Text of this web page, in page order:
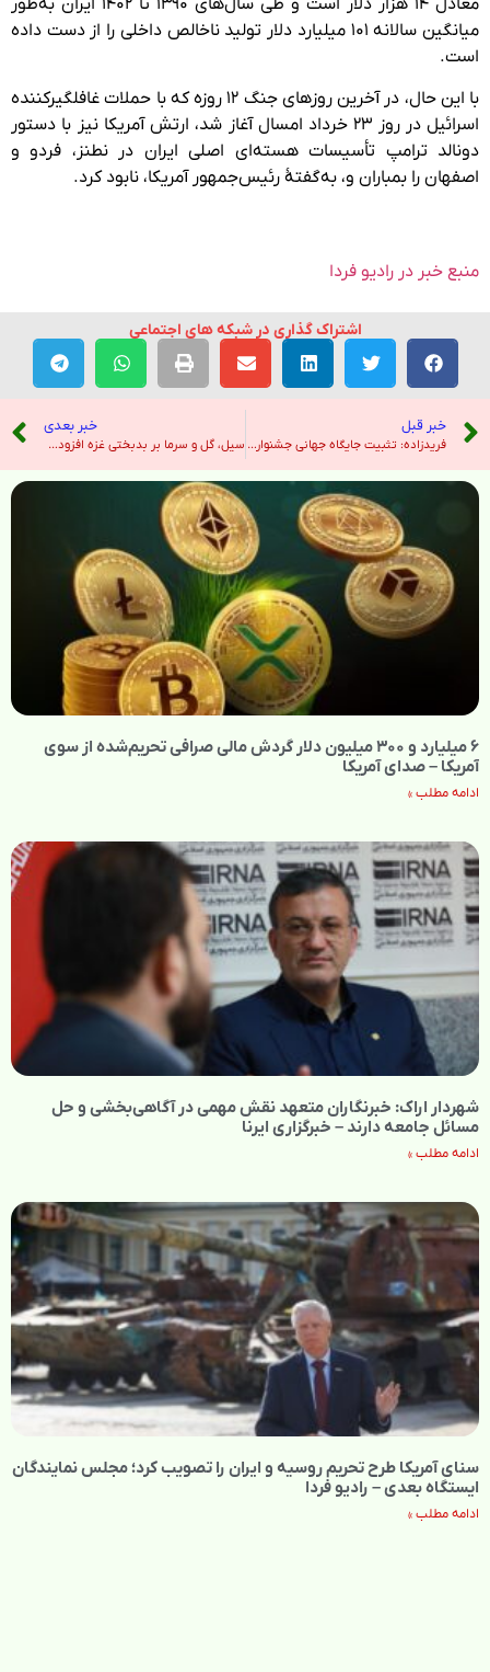
میانگین سالانه ۱۰۱ میلیارد دلار تولید ناخالص داخلی را از دست داده
است.
با این حال، در آخرین روزهای جنگ ۱۲ روزه که با حملات غافلگیرکننده
اسرائیل در روز ۲۳ خرداد امسال آغاز شد، ارتش آمریکا نیز با دستور
دونالد ترامپ تأسیسات هسته‌ای اصلی ایران در نطنز، فردو و
اصفهان را بمباران و، به‌گفتهٔ رئیس‌جمهور آمریکا، نابود کرد.
منبع خبر در رادیو فردا
اشتراک گذاری در شبکه های اجتماعی
خبر قبل
فریدزاده: تثبیت جایگاه جهانی جشنواره سینماحقیقت/ مرکز گسترش وارد تولید مشترک مستند شد – خبرگزاری ایرنا
خبر بعدی
سیل، گل و سرما بر بدبختی غزه افزوده است – نیویورک تایمز
۶ میلیارد و ۳۰۰ میلیون دلار گردش مالی صرافی تحریم‌شده از سوی
آمریکا – صدای آمریکا
ادامه مطلب »
شهردار اراک: خبرنگاران متعهد نقش مهمی در آگاهی‌بخشی و حل
مسائل جامعه دارند – خبرگزاری ایرنا
ادامه مطلب »
سنای آمریکا طرح تحریم روسیه و ایران را تصویب کرد؛ مجلس نمایندگان
ایستگاه بعدی – رادیو فردا
ادامه مطلب »